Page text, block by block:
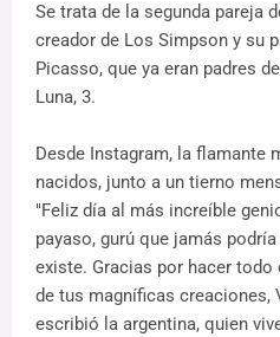
Se trata de la segunda pareja
creador de Los Simpson y su
Picasso, que ya eran padres
Luna, 3.
Desde Instagram, la flamante
nacidos, junto a un tierno
"Feliz día al más increíble
payaso, gurú que jamás
existe. Gracias por hacer todo
de tus magníficas creaciones,
escribió la argentina, quien